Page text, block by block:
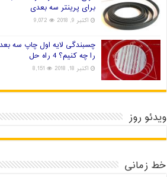
برای پرینتر سه بعدی
اکتبر 9, 2018 9,072
چسبندگی لایه اول چاپ سه
را چه کنیم؟ 4 راه حل
اکتبر 18, 2018 8,151
ویدئو روز
خط زمانی